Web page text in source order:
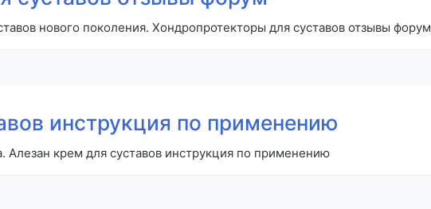
нового поколения. Хондропротекторы для суставов отзывы форум
инструкция по применению
Алезан крем для суставов инструкция по применению